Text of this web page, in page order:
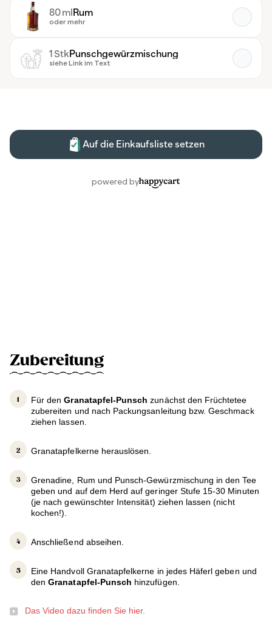
Zubereitung
Für denGranatapfel-Punsch zunächst den Früchtetee
zubereiten und nach Packungsanleitung bzw. Geschmack
ziehen lassen.
Granatapfelkerne herauslösen.
Grenadine, Rum und Punsch-Gewürzmischung in den Tee
geben und auf dem Herd auf geringer Stufe 15-30 Minuten
(je nach gewünschter Intensität) ziehen lassen (nicht
kochen!).
Anschließend abseihen.
Eine Handvoll Granatapfelkerne in jedes Häferl geben und
denGranatapfel-Punsch hinzufügen.
Das Video dazu finden Sie hier.